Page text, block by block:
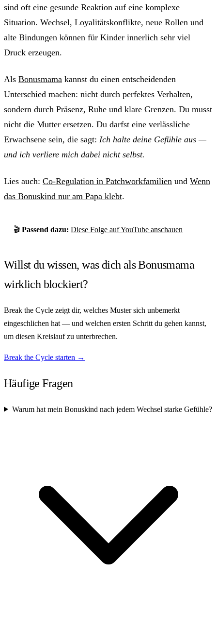
sind oft eine gesunde Reaktion auf eine komplexe
Situation. Wechsel, Loyalitätskonflikte, neue Rollen und
alte Bindungen können für Kinder innerlich sehr viel
Druck erzeugen.
Als Bonusmama kannst du einen entscheidenden
Unterschied machen: nicht durch perfektes Verhalten,
sondern durch Präsenz, Ruhe und klare Grenzen. Du musst
nicht die Mutter ersetzen. Du darfst eine verlässliche
Erwachsene sein, die sagt: Ich halte deine Gefühle aus —
und ich verliere mich dabei nicht selbst.
Lies auch: Co-Regulation in Patchworkfamilien und Wenn
das Bonuskind nur am Papa klebt.
🎬 Passend dazu: Diese Folge auf YouTube anschauen
Willst du wissen, was dich als Bonusmama
wirklich blockiert?
Break the Cycle zeigt dir, welches Muster sich unbemerkt
eingeschlichen hat — und welchen ersten Schritt du gehen kannst,
um diesen Kreislauf zu unterbrechen.
Break the Cycle starten →
Häufige Fragen
Warum hat mein Bonuskind nach jedem Wechsel starke Gefühle?